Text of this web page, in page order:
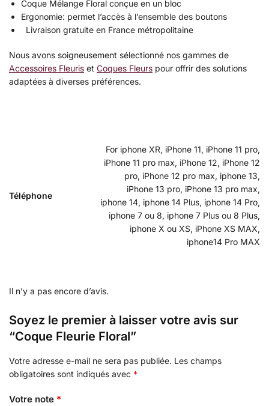
Coque Mélange Floral conçue en un bloc
Ergonomie: permet l’accès à l’ensemble des boutons
Livraison gratuite en France métropolitaine
Nous avons soigneusement sélectionné nos gammes de
Accessoires Fleuris et Coques Fleurs pour offrir des solutions
adaptées à diverses préférences.
Téléphone
For iphone XR, iPhone 11, iPhone 11 pro,
iPhone 11 pro max, iPhone 12, iPhone 12
pro, iPhone 12 pro max, iphone 13,
iPhone 13 pro, iPhone 13 pro max,
iphone 14, iphone 14 Plus, iphone 14 Pro,
iphone 7 ou 8, iphone 7 Plus ou 8 Plus,
iphone X ou XS, iPhone XS MAX,
iphone14 Pro MAX
Il n’y a pas encore d’avis.
Soyez le premier à laisser votre avis sur
“Coque Fleurie Floral”
Votre adresse e-mail ne sera pas publiée. Les champs
obligatoires sont indiqués avec *
Votre note *